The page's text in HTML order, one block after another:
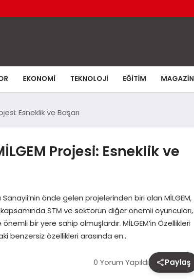
EKONOMI TEKNOLOJI EĞITIM MAGAZIN
Esneklik ve Başarı
Projesi: Esneklik ve
önde gelen projelerinden biri olan MİLGEM,
STM ve sektörün diğer önemli oyuncuları,
bir yere sahip olmuşlardır. MİLGEM’in Özellikleri
benzersiz özellikleri arasında en…
0 Yorum Yapıldı Paylaş